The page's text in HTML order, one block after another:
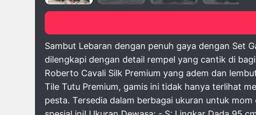
Sambut Lebaran dengan penuh gaya dengan Set
dilengkapi dengan detail rempel yang cantik di
Roberto Cavali Silk Premium yang adem dan
Tile Tutu Premium, gamis ini tidak hanya terlihat
pesta. Tersedia dalam berbagai ukuran untuk